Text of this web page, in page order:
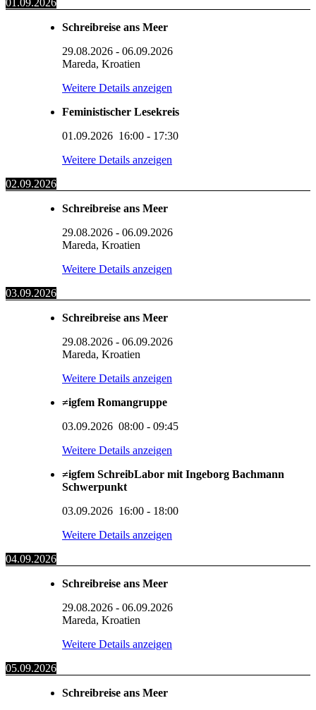
01.09.2026
Schreibreise ans Meer
29.08.2026 - 06.09.2026
Mareda, Kroatien
Weitere Details anzeigen
Feministischer Lesekreis
01.09.2026 16:00 - 17:30
Weitere Details anzeigen
02.09.2026
Schreibreise ans Meer
29.08.2026 - 06.09.2026
Mareda, Kroatien
Weitere Details anzeigen
03.09.2026
Schreibreise ans Meer
29.08.2026 - 06.09.2026
Mareda, Kroatien
Weitere Details anzeigen
≠igfem Romangruppe
03.09.2026 08:00 - 09:45
Weitere Details anzeigen
≠igfem SchreibLabor mit Ingeborg Bachmann
Schwerpunkt
03.09.2026 16:00 - 18:00
Weitere Details anzeigen
04.09.2026
Schreibreise ans Meer
29.08.2026 - 06.09.2026
Mareda, Kroatien
Weitere Details anzeigen
05.09.2026
Schreibreise ans Meer